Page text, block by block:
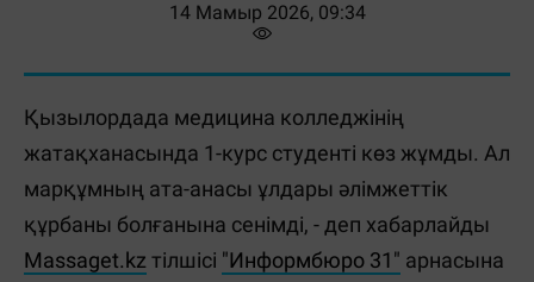
14 Мамыр 2026, 09:34
Қызылордада медицина колледжінің
жатақханасында 1-курс студенті көз жұмды. Ал
марқұмның ата-анасы ұлдары әлімжеттік
құрбаны болғанына сенімді, - деп хабарлайды
Massaget.kzтілшісі "Информбюро 31" арнасына